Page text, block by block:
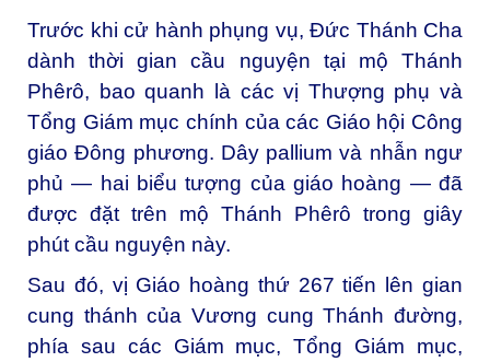
Trước khi cử hành phụng vụ, Đức Thánh Cha
dành thời gian cầu nguyện tại mộ Thánh
Phêrô, bao quanh là các vị Thượng phụ và
Tổng Giám mục chính của các Giáo hội Công
giáo Đông phương. Dây pallium và nhẫn ngư
phủ — hai biểu tượng của giáo hoàng — đã
được đặt trên mộ Thánh Phêrô trong giây
phút cầu nguyện này.
Sau đó, vị Giáo hoàng thứ 267 tiến lên gian
cung thánh của Vương cung Thánh đường,
phía sau các Giám mục, Tổng Giám mục,